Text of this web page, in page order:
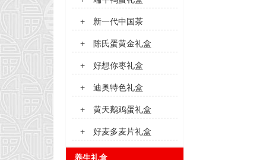
+ 新一代中国茶
+ 陈氏蛋黄金礼盒
+ 好想你枣礼盒
+ 迪奥特色礼盒
+ 黄天鹅鸡蛋礼盒
+ 好麦多麦片礼盒
养生礼盒